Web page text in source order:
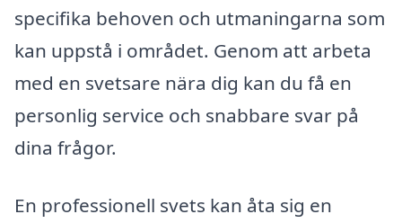
specifika behoven och utmaningarna som
kan uppstå i området. Genom att arbeta
med en svetsare nära dig kan du få en
personlig service och snabbare svar på
dina frågor.
En professionell svets kan åta sig en